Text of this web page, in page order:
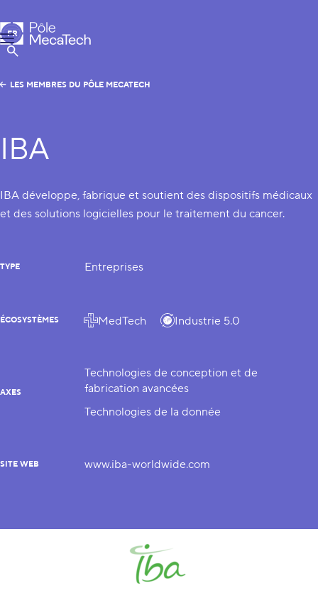
Pôle MecaTech
Menu
Afficher la Recherche
FR
EN
LES MEMBRES DU PÔLE MECATECH
IBA
IBA développe, fabrique et soutient des dispositifs médicaux
et des solutions logicielles pour le traitement du cancer.
TYPE Entreprises
ÉCOSYSTÈMES MedTech Industrie 5.0
AXES
Technologies de conception et de
fabrication avancées
Technologies de la donnée
SITE WEB www.iba-worldwide.com